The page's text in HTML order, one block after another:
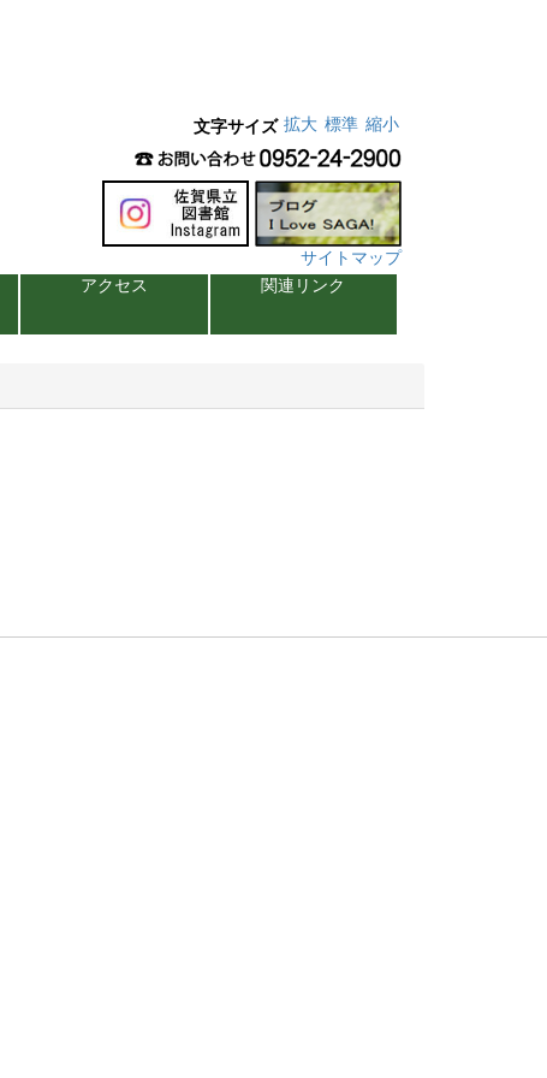
文字サイズ 拡大 標準 縮小
サイトマップ
アクセス 関連リンク